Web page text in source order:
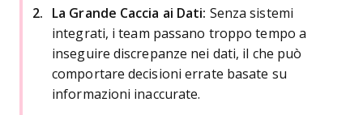
La Grande Caccia ai Dati: Senza sistemi
integrati, i team passano troppo tempo a
inseguire discrepanze nei dati, il che può
comportare decisioni errate basate su
informazioni inaccurate.